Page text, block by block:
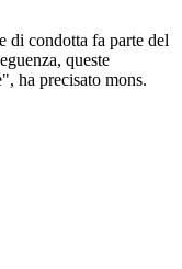
di condotta fa parte del
queste
ha precisato mons.